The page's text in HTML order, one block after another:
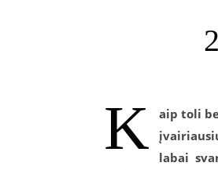
K
aip toli
labai